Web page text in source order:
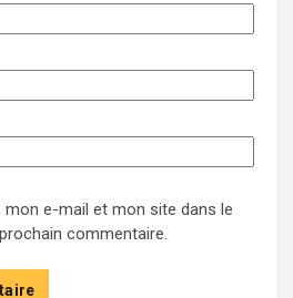
e-mail et mon site dans le
commentaire.